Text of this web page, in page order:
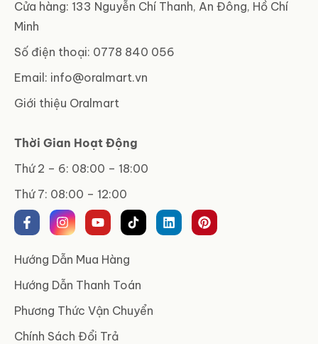
Cửa hàng: 133 Nguyễn Chí Thanh, An Đông, Hồ Chí
Minh
Số điện thoại: 0778 840 056
Email: info@oralmart.vn
Giới thiệu Oralmart
Thời Gian Hoạt Động
Thứ 2 – 6: 08:00 – 18:00
Thứ 7: 08:00 – 12:00
Hướng Dẫn Mua Hàng
Hướng Dẫn Thanh Toán
Phương Thức Vận Chuyển
Chính Sách Đổi Trả